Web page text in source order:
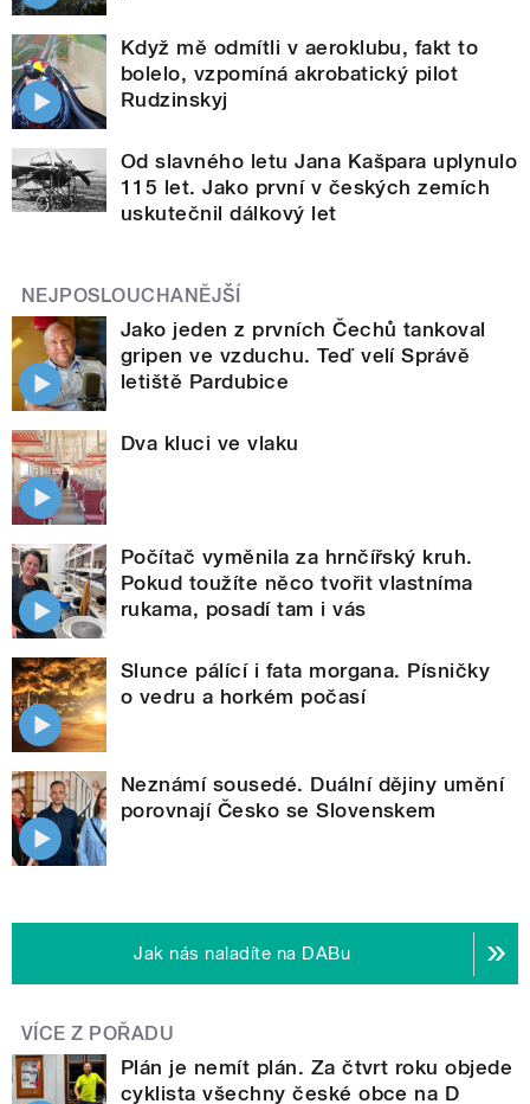
Když mě odmítli v aeroklubu, fakt to
bolelo, vzpomíná akrobatický pilot
Rudzinskyj
Od slavného letu Jana Kašpara uplynulo
115 let. Jako první v českých zemích
uskutečnil dálkový let
NEJPOSLOUCHANĚJŠÍ
Jako jeden z prvních Čechů tankoval
gripen ve vzduchu. Teď velí Správě
letiště Pardubice
Dva kluci ve vlaku
Počítač vyměnila za hrnčířský kruh.
Pokud toužíte něco tvořit vlastníma
rukama, posadí tam i vás
Slunce pálící i fata morgana. Písničky
o vedru a horkém počasí
Neznámí sousedé. Duální dějiny umění
porovnají Česko se Slovenskem
Jak nás naladíte na DABu
VÍCE Z POŘADU
Plán je nemít plán. Za čtvrt roku objede
cyklista všechny české obce na D